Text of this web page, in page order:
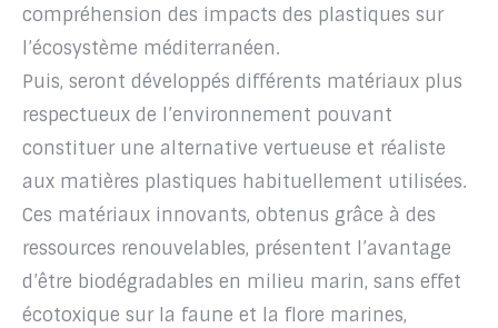
compréhension des impacts des plastiques sur
l’écosystème méditerranéen.
Puis, seront développés différents matériaux plus
respectueux de l’environnement pouvant
constituer une alternative vertueuse et réaliste
aux matières plastiques habituellement utilisées.
Ces matériaux innovants, obtenus grâce à des
ressources renouvelables, présentent l’avantage
d’être biodégradables en milieu marin, sans effet
écotoxique sur la faune et la flore marines,